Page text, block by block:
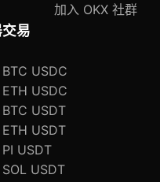
加入 OKX 社群
交易
BTC USDC
ETH USDC
BTC USDT
ETH USDT
PI USDT
SOL USDT